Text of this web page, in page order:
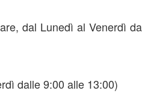
dal Lunedì al Venerdì
dalle 9:00 alle 13:00)